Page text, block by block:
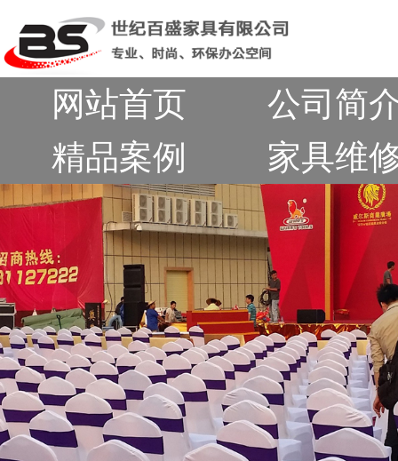
网站首页
公司简
精品案例
家具维